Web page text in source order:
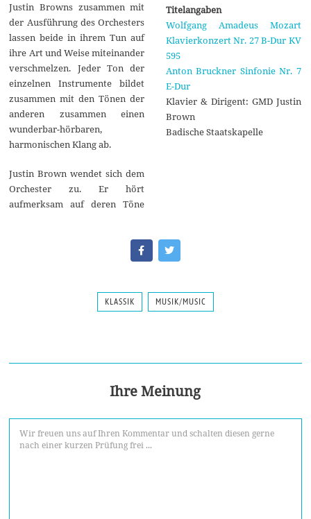
Justin Browns zusammen mit
der Ausführung des Orchesters
lassen beide in ihrem Tun auf
ihre Art und Weise miteinander
verschmelzen. Jeder Ton der
einzelnen Instrumente bildet
zusammen mit den Tönen der
anderen zusammen einen
wunderbar-hörbaren,
harmonischen Klang ab.
Justin Brown wendet sich dem
Orchester zu. Er hört
aufmerksam auf deren Töne
Titelangaben
Wolfgang Amadeus Mozart
Klavierkonzert Nr. 27 B-Dur KV
595
Anton Bruckner Sinfonie Nr. 7
E-Dur
Klavier & Dirigent: GMD Justin
Brown
Badische Staatskapelle
KLASSIK MUSIK/MUSIC
Ihre Meinung